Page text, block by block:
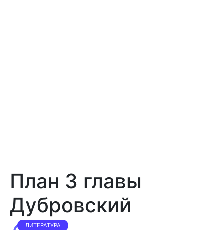
План 3 главы
Дубровский
ЛИТЕРАТУРА